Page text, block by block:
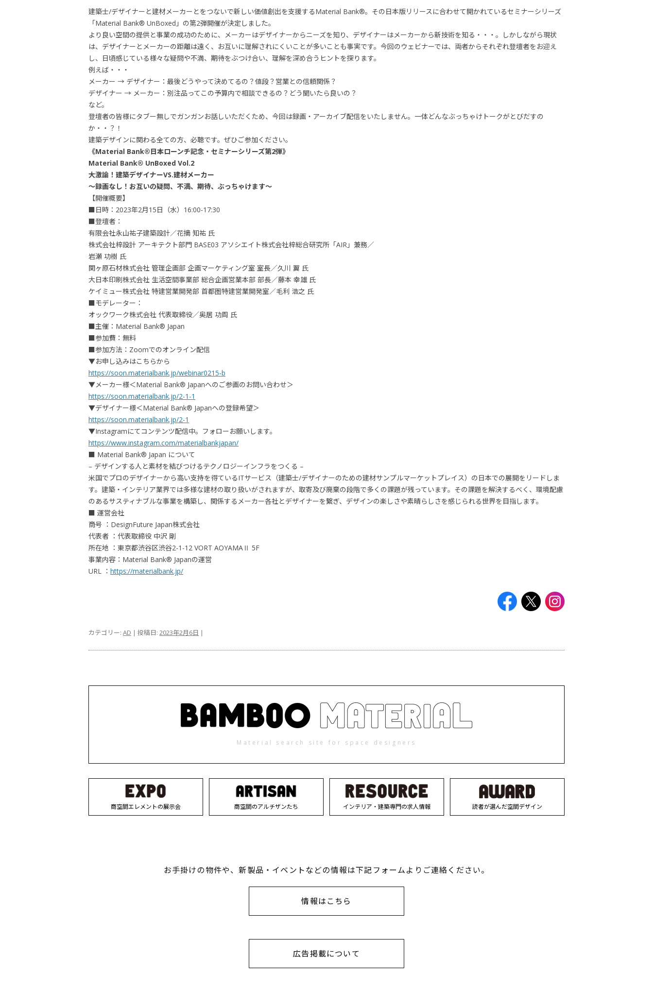
建築士/デザイナーと建材メーカーとをつないで新しい価値創出を支援するMaterial Bank®。その日本版リリースに合わせて開かれているセミナーシリーズ
「Material Bank® UnBoxed」の第2弾開催が決定しました。
より良い空間の提供と事業の成功のために、メーカーはデザイナーからニーズを知り、デザイナーはメーカーから新技術を知る・・・。しかしながら現状
は、デザイナーとメーカーの距離は遠く、お互いに理解されにくいことが多いことも事実です。今回のウェビナーでは、両者からそれぞれ登壇者をお迎え
し、日頃感じている様々な疑問や不満、期待をぶつけ合い、理解を深め合うヒントを探ります。
例えば・・・
メーカー → デザイナー：最後どうやって決めてるの？値段？営業との信頼関係？
デザイナー → メーカー：別注品ってこの予算内で相談できるの？どう聞いたら良いの？
など。
登壇者の皆様にタブー無しでガンガンお話しいただくため、今回は録画・アーカイブ配信をいたしません。一体どんなぶっちゃけトークがとびだすの
か・・？！
建築デザインに関わる全ての方、必聴です。ぜひご参加ください。
《Material Bank®日本ローンチ記念・セミナーシリーズ第2弾》
Material Bank® UnBoxed Vol.2
大激論！建築デザイナーVS.建材メーカー
〜録画なし！お互いの疑問、不満、期待、ぶっちゃけます〜
【開催概要】
■日時：2023年2月15日（水）16:00-17:30
■登壇者：
有限会社永山祐子建築設計／花摘 知祐 氏
株式会社梓設計 アーキテクト部門 BASE03 アソシエイト株式会社梓総合研究所「AIR」兼務／
岩瀬 功樹 氏
関ヶ原石材株式会社 管理企画部 企画マーケティング室 室長／久川 翼 氏
大日本印刷株式会社 生活空間事業部 総合企画営業本部 部長／藤本 幸雄 氏
ケイミュー株式会社 特建営業開発部 首都圏特建営業開発室／毛利 浩之 氏
■モデレーター：
オックワーク株式会社 代表取締役／奥居 功周 氏
■主催：Material Bank® Japan
■参加費：無料
■参加方法：Zoomでのオンライン配信
▼お申し込みはこちらから
https://soon.materialbank.jp/webinar0215-b
▼メーカー様＜Material Bank® Japanへのご参画のお問い合わせ＞
https://soon.materialbank.jp/2-1-1
▼デザイナー様＜Material Bank® Japanへの登録希望＞
https://soon.materialbank.jp/2-1
▼Instagramにてコンテンツ配信中。フォローお願いします。
https://www.instagram.com/materialbankjapan/
■ Material Bank® Japan について
– デザインする人と素材を結びつけるテクノロジーインフラをつくる –
米国でプロのデザイナーから高い支持を得ているITサービス（建築士/デザイナーのための建材サンプルマーケットプレイス）の日本での展開をリードしま
す。建築・インテリア業界では多様な建材の取り扱いがされますが、取寄及び廃棄の段階で多くの課題が残っています。その課題を解決するべく、環境配慮
のあるサスティナブルな事業を構築し、関係するメーカー各社とデザイナーを繋ぎ、デザインの楽しさや素晴らしさを感じられる世界を目指します。
■ 運営会社
商号 ：DesignFuture Japan株式会社
代表者 ：代表取締役 中沢 剛
所在地 ：東京都渋谷区渋谷2-1-12 VORT AOYAMAⅡ 5F
事業内容：Material Bank® Japanの運営
URL ： https://materialbank.jp/
カテゴリー: AD | 投稿日: 2023年2月6日 |
Material search site for space designers
商空間エレメントの展示会 商空間のアルチザンたち インテリア・建築専門の求人情報 読者が選んだ空間デザイン
お手掛けの物件や、新製品・イベントなどの情報は下記フォームよりご連絡ください。
情報はこちら
広告掲載について